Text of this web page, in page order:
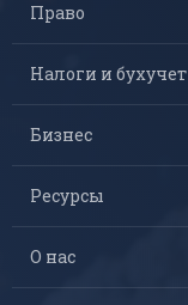
Право
Налоги и бухучет
Бизнес
Ресурсы
О нас